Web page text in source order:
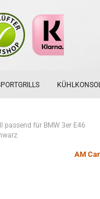
passend für BMW 3er E46
AM